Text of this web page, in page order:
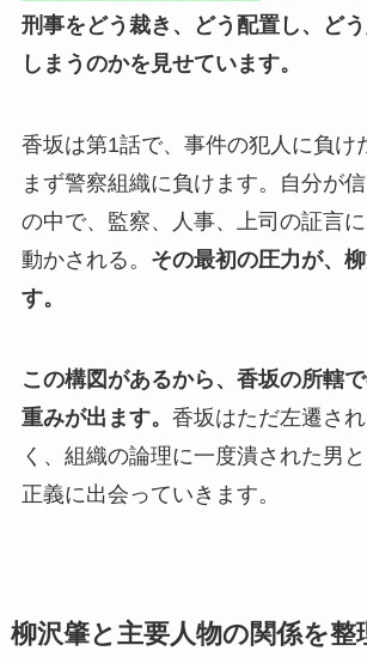
刑事をどう裁き、どう配置し、ど
しまうのかを見せています。
香坂は第1話で、事件の犯人に負け
まず警察組織に負けます。自分が
の中で、監察、人事、上司の証言
動かされる。 その最初の圧力が、
す。
この構図があるから、香坂の所轄
重みが出ます。 香坂はただ左遷さ
く、組織の論理に一度潰された男
正義に出会っていきます。
柳沢肇と主要人物の関係を整